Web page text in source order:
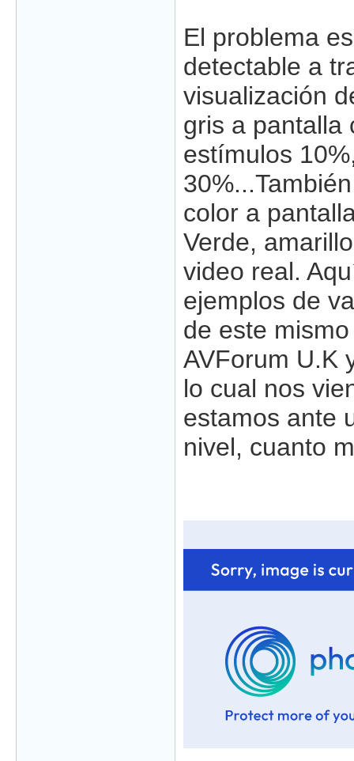
El problema
detectable a
visualización
gris a pantalla
estímulos
color a
Verde,
video real.
ejemplos de
de este
AVForum U.K
lo cual nos
estamos ante
nivel, cuanto